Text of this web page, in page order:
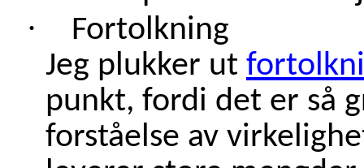
·
Fortolkning
Jeg plukker ut
punkt, fordi det er så
forståelse av